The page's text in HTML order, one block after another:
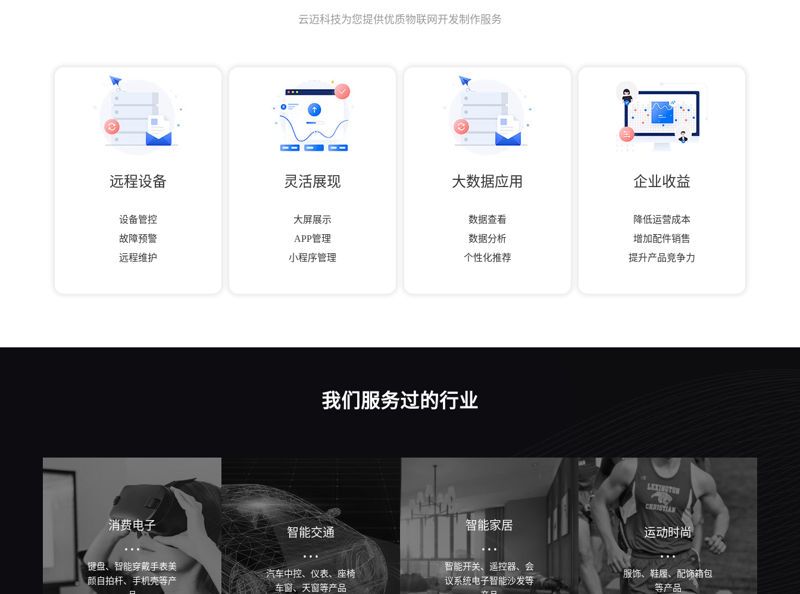
云迈科技为您提供优质物联网开发制作服务
远程设备
设备管控
故障预警
远程维护
灵活展现
大屏展示
APP管理
小程序管理
大数据应用
数据查看
数据分析
个性化推荐
企业收益
降低运营成本
增加配件销售
提升产品竞争力
我们服务过的行业
消费电子
···
键盘、智能穿戴手表美
颜自拍杆、手机壳等产
智能交通
···
汽车中控、仪表、座椅
车窗、天窗等产品
智能家居
···
智能开关、遥控器、会
议系统电子智能沙发等
运动时尚
···
服饰、鞋履、配饰箱包
等产品